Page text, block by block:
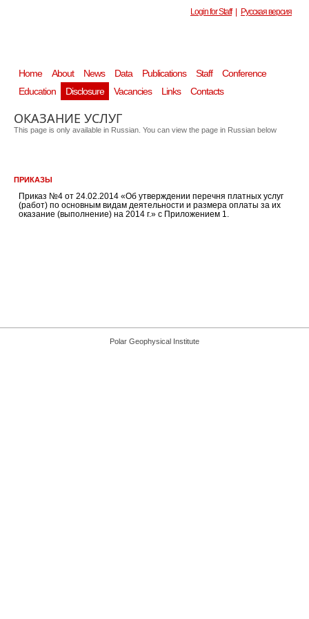
Login for Staff Русская версия
Home About News Data Publications Staff
Conference
Education
Disclosure Vacancies Links Contacts
ОКАЗАНИЕ УСЛУГ
This page is only available in Russian. You can view the page in Russian below
ПРИКАЗЫ
Приказ №4 от 24.02.2014 «Об утверждении перечня платных услуг
(работ) по основным видам деятельности и размера оплаты за их
оказание (выполнение) на 2014 г.» с Приложением 1.
Polar Geophysical Institute